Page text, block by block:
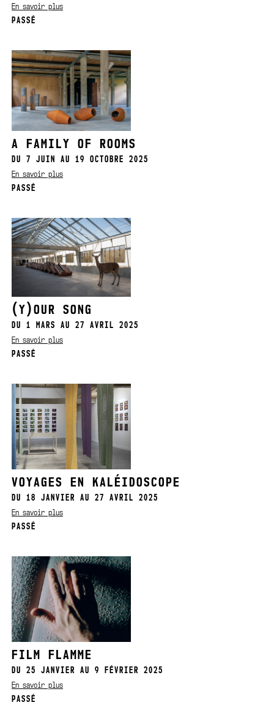
En savoir plus
PASSÉ
A FAMILY OF ROOMS
DU 7 JUIN AU 19 OCTOBRE 2025
En savoir plus
PASSÉ
(Y)OUR SONG
DU 1 MARS AU 27 AVRIL 2025
En savoir plus
PASSÉ
VOYAGES EN KALÉIDOSCOPE
DU 18 JANVIER AU 27 AVRIL 2025
En savoir plus
PASSÉ
FILM FLAMME
DU 25 JANVIER AU 9 FÉVRIER 2025
En savoir plus
PASSÉ